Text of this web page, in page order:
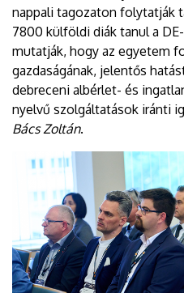
nappali tagozaton folytatják
7800 külföldi diák tanul a
mutatják, hogy az egyetem
gazdaságának, jelentős
debreceni albérlet- és
nyelvű szolgáltatások iránti
Bács Zoltán.